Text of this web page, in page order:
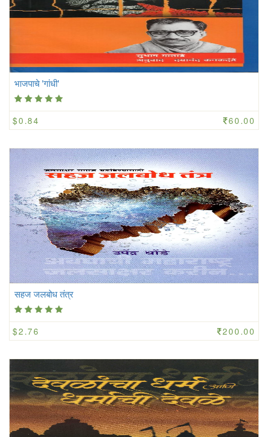
भाजपाचे 'गांधी'
$0.84 60.00
सहज जलबोध तंत्र
$2.76 200.00